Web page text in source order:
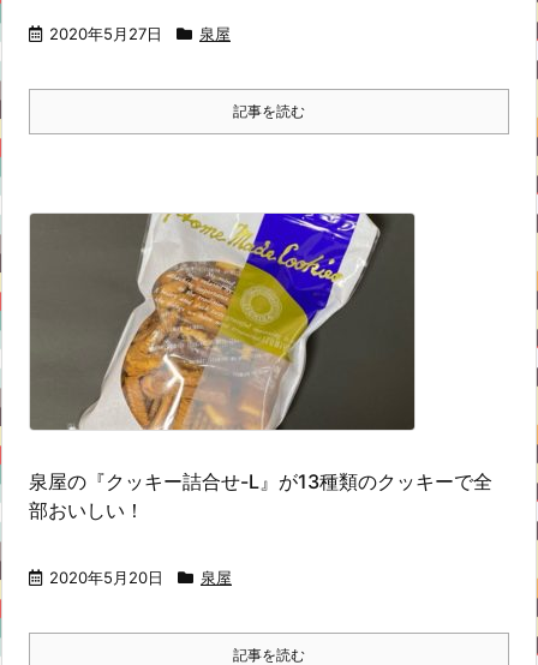
2020年5月27日 泉屋
記事を読む
泉屋の『クッキー詰合せ-L』が13種類のクッキーで全
部おいしい！
2020年5月20日 泉屋
記事を読む